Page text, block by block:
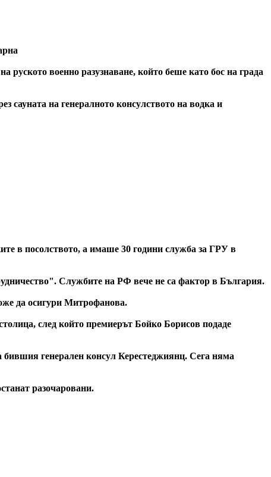
военно разузнаване, който беше като бос на града
на генералното консулството на водка и
в посолството, а имаше 30 години служба за ГРУ в
Службите на РФ вече не са фактор в България.
да осигури Митрофанова.
след който премиерът Бойко Борисов подаде
генерален консул Керестеджиянц. Сега няма
разочаровани.